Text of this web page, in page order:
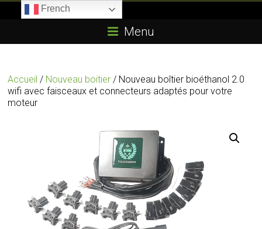
E85.com
passion
du
Menu
Accueil / Nouveau boitier / Nouveau boîtier bioéthanol 2.0
wifi avec faisceaux et connecteurs adaptés pour votre
moteur
French